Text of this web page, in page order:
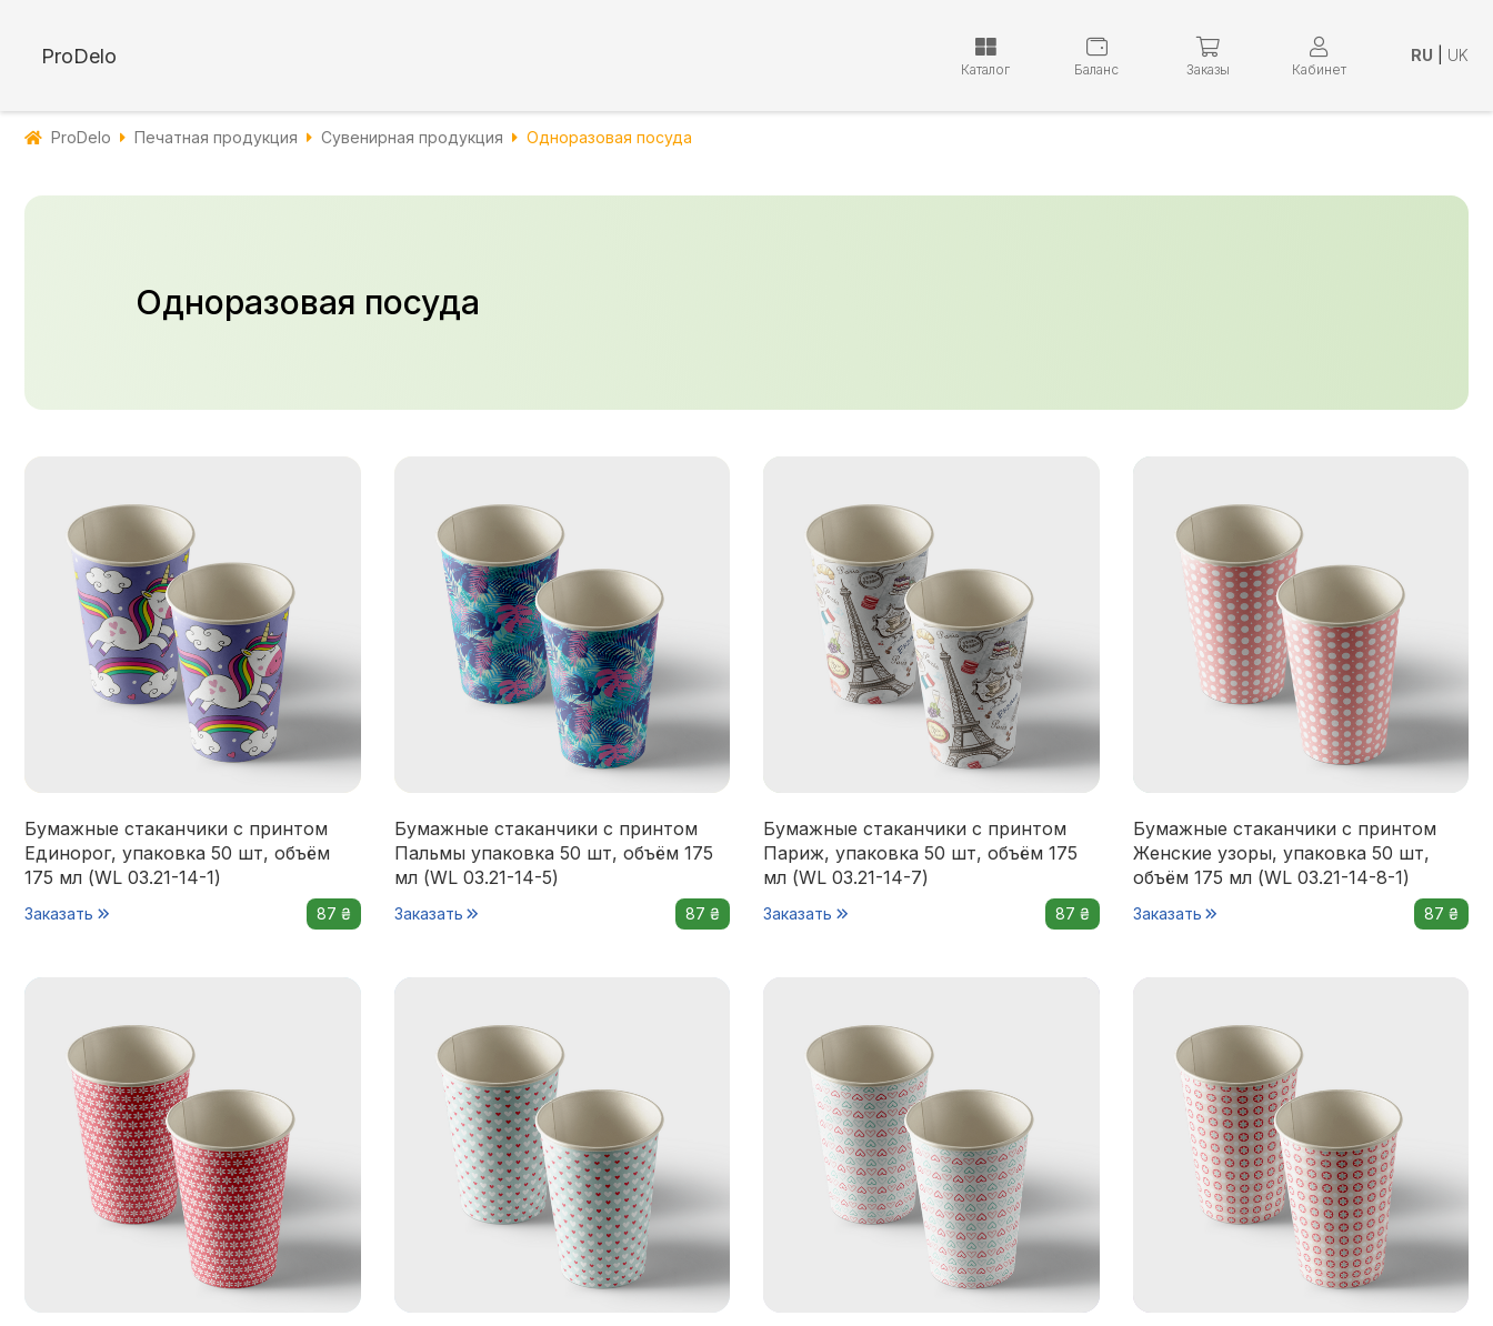
ProDelo
Каталог Баланс Заказы Кабинет
RU UK
ProDelo Печатная продукция Сувенирная продукция Одноразовая посуда
Одноразовая посуда
Бумажные стаканчики с принтом
Единорог, упаковка 50 шт, объём
175 мл (WL 03.21-14-1)
Заказать 87 ₴
Бумажные стаканчики с принтом
Пальмы упаковка 50 шт, объём 175
мл (WL 03.21-14-5)
Заказать 87 ₴
Бумажные стаканчики с принтом
Париж, упаковка 50 шт, объём 175
мл (WL 03.21-14-7)
Заказать 87 ₴
Бумажные стаканчики с принтом
Женские узоры, упаковка 50 шт,
объём 175 мл (WL 03.21-14-8-1)
Заказать 87 ₴